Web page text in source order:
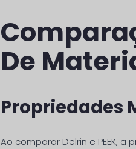
De
Propriedades
Ao comparar Delrin e PEEK,